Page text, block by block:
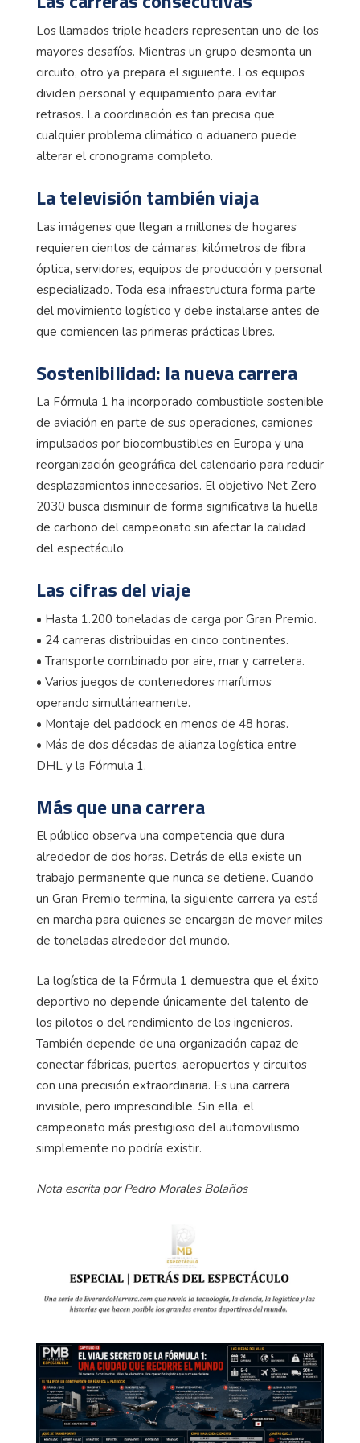
Los llamados triple headers representan uno de los
mayores desafíos. Mientras un grupo desmonta un
circuito, otro ya prepara el siguiente. Los equipos
dividen personal y equipamiento para evitar
retrasos. La coordinación es tan precisa que
cualquier problema climático o aduanero puede
alterar el cronograma completo.
La televisión también viaja
Las imágenes que llegan a millones de hogares
requieren cientos de cámaras, kilómetros de fibra
óptica, servidores, equipos de producción y personal
especializado. Toda esa infraestructura forma parte
del movimiento logístico y debe instalarse antes de
que comiencen las primeras prácticas libres.
Sostenibilidad: la nueva carrera
La Fórmula 1 ha incorporado combustible sostenible
de aviación en parte de sus operaciones, camiones
impulsados por biocombustibles en Europa y una
reorganización geográfica del calendario para reducir
desplazamientos innecesarios. El objetivo Net Zero
2030 busca disminuir de forma significativa la huella
de carbono del campeonato sin afectar la calidad
del espectáculo.
Las cifras del viaje
• Hasta 1.200 toneladas de carga por Gran Premio.
• 24 carreras distribuidas en cinco continentes.
• Transporte combinado por aire, mar y carretera.
• Varios juegos de contenedores marítimos
operando simultáneamente.
• Montaje del paddock en menos de 48 horas.
• Más de dos décadas de alianza logística entre
DHL y la Fórmula 1.
Más que una carrera
El público observa una competencia que dura
alrededor de dos horas. Detrás de ella existe un
trabajo permanente que nunca se detiene. Cuando
un Gran Premio termina, la siguiente carrera ya está
en marcha para quienes se encargan de mover miles
de toneladas alrededor del mundo.
La logística de la Fórmula 1 demuestra que el éxito
deportivo no depende únicamente del talento de
los pilotos o del rendimiento de los ingenieros.
También depende de una organización capaz de
conectar fábricas, puertos, aeropuertos y circuitos
con una precisión extraordinaria. Es una carrera
invisible, pero imprescindible. Sin ella, el
campeonato más prestigioso del automovilismo
simplemente no podría existir.
Nota escrita por Pedro Morales Bolaños